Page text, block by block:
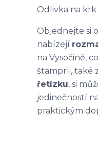
Odlivka na
Objednejte si
nabízejí
na Vysočině,
štamprli, také
řetízku, si
jedinečností
praktickým